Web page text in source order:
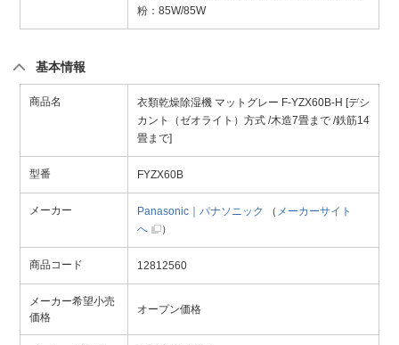
粉：85W/85W
基本情報
商品名
衣類乾燥除湿機 マットグレー F-YZX60B-H [デシ
カント（ゼオライト）方式 /木造7畳まで /鉄筋14
畳まで]
型番 FYZX60B
メーカー Panasonic｜パナソニック （ メーカーサイト
へ
）
商品コード 12812560
メーカー希望小売
価格
オープン価格